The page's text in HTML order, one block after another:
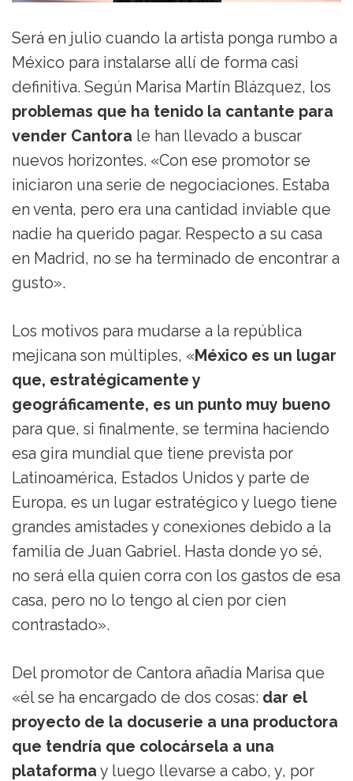
Será en julio cuando la artista ponga rumbo a
México para instalarse allí de forma casi
definitiva. Según Marisa Martín Blázquez, los
problemas que ha tenido la cantante para
vender Cantora le han llevado a buscar
nuevos horizontes. «Con ese promotor se
iniciaron una serie de negociaciones. Estaba
en venta, pero era una cantidad inviable que
nadie ha querido pagar. Respecto a su casa
en Madrid, no se ha terminado de encontrar a
gusto».
Los motivos para mudarse a la república
mejicana son múltiples, «México es un lugar
que, estratégicamente y
geográficamente, es un punto muy bueno
para que, si finalmente, se termina haciendo
esa gira mundial que tiene prevista por
Latinoamérica, Estados Unidos y parte de
Europa, es un lugar estratégico y luego tiene
grandes amistades y conexiones debido a la
familia de Juan Gabriel. Hasta donde yo sé,
no será ella quien corra con los gastos de esa
casa, pero no lo tengo al cien por cien
contrastado».
Del promotor de Cantora añadía Marisa que
«él se ha encargado de dos cosas: dar el
proyecto de la docuserie a una productora
que tendría que colocársela a una
plataforma y luego llevarse a cabo, y, por